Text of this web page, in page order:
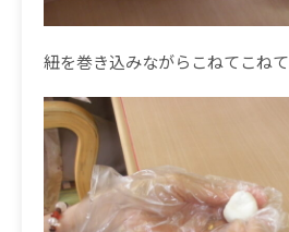
紐を巻き込みながらこねてこねて